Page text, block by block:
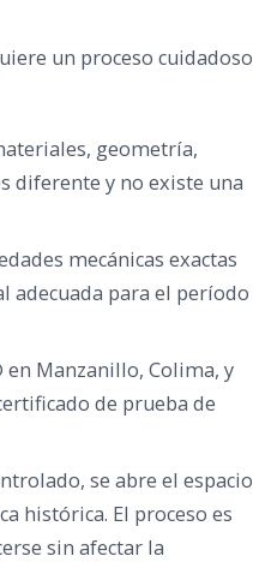
un proceso cuidadoso
geometría,
diferente y no existe una
mecánicas exactas
adecuada para el período
en Manzanillo, Colima, y
de prueba de
se abre el espacio
histórica. El proceso es
sin afectar la